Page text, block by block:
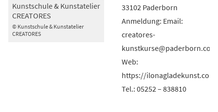
© Kunstschule & Kunstatelier
CREATORES
Kunstschule & Kunstatelier
CREATORES
33102 Paderborn
Anmeldung: Email:
creatores-
kunstkurse@paderborn.com
Web:
https://ilonagladekunst.com
Tel.: 05252 – 838810